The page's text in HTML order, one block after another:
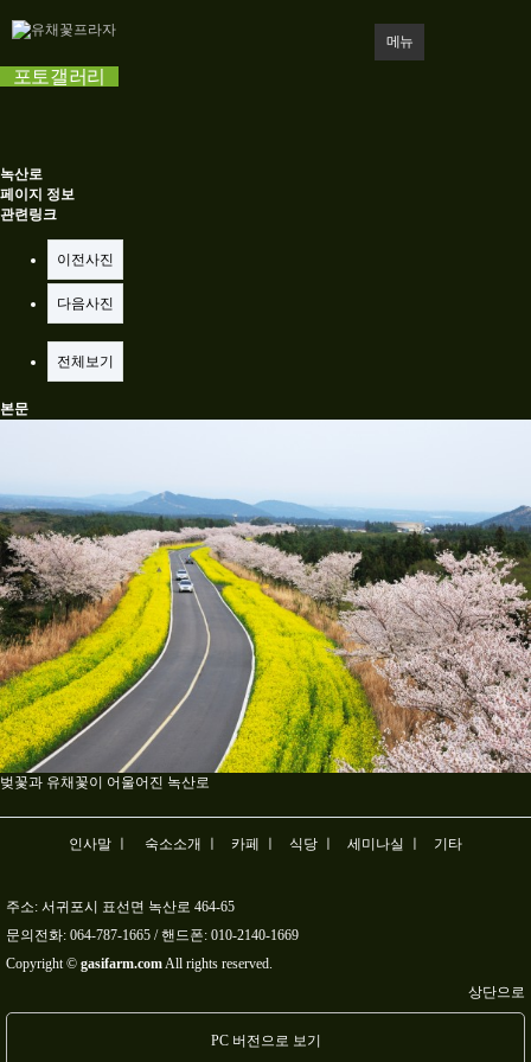
메뉴
포토갤러리
녹산로
페이지 정보
관련링크
이전사진
다음사진
전체보기
본문
벚꽃과 유채꽃이 어울어진 녹산로
인사말 ㅣ 숙소소개 ㅣ 카페 ㅣ 식당 ㅣ 세미나실 ㅣ 기타
주소: 서귀포시 표선면 녹산로 464-65
문의전화: 064-787-1665 / 핸드폰: 010-2140-1669
Copyright © gasifarm.comAll rights reserved.
상단으로
PC 버전으로 보기